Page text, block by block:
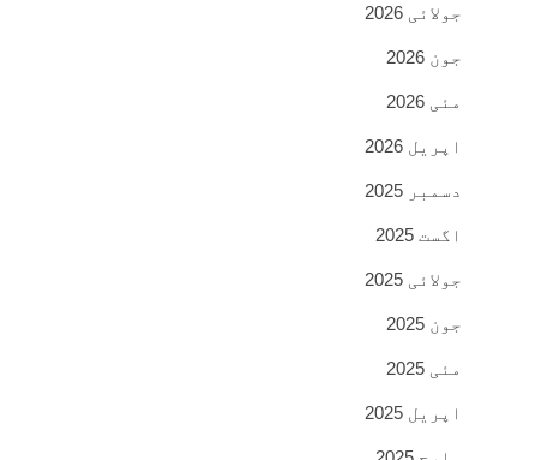
جولائی 2026
جون 2026
مئی 2026
اپریل 2026
دسمبر 2025
اگست 2025
جولائی 2025
جون 2025
مئی 2025
اپریل 2025